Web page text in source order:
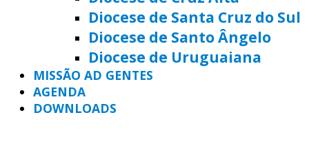
Diocese de Santa Cruz do Sul
Diocese de Santo Ângelo
Diocese de Uruguaiana
MISSÃO AD GENTES
AGENDA
DOWNLOADS